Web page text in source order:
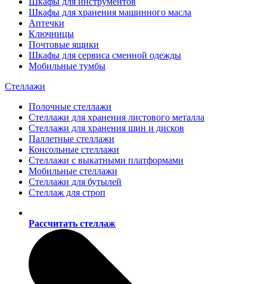
Шкафы для хранения машинного масла
Аптечки
Ключницы
Почтовые ящики
Шкафы для сервиса сменной одежды
Мобильные тумбы
Стеллажи
Полочные стеллажи
Стеллажи для хранения листового металла
Стеллажи для хранения шин и дисков
Паллетные стеллажи
Консольные стеллажи
Стеллажи с выкатными платформами
Мобильные стеллажи
Стеллажи для бутылей
Стеллаж для строп
Рассчитать стеллаж